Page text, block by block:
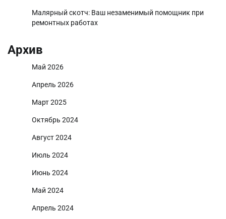
Малярный скотч: Ваш незаменимый помощник при
ремонтных работах
Архив
Май 2026
Апрель 2026
Март 2025
Октябрь 2024
Август 2024
Июль 2024
Июнь 2024
Май 2024
Апрель 2024